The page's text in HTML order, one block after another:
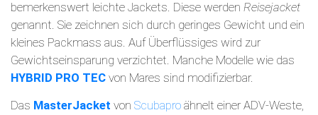
bemerkenswert leichte Jackets. Diese werden Reisejacket
genannt. Sie zeichnen sich durch geringes Gewicht und ein
kleines Packmass aus. Auf Überflüssiges wird zur
Gewichtseinsparung verzichtet. Manche Modelle wie das
HYBRID PRO TEC von Mares sind modifizierbar.
Das MasterJacket von Scubapro ähnelt einer ADV-Weste,